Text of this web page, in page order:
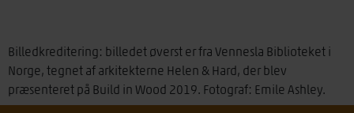
Billedkreditering: billedet øverst er fra Vennesla Biblioteket i
Norge, tegnet af arkitekterne Helen & Hard, der blev
præsenteret på Build in Wood 2019. Fotograf: Emile Ashley.